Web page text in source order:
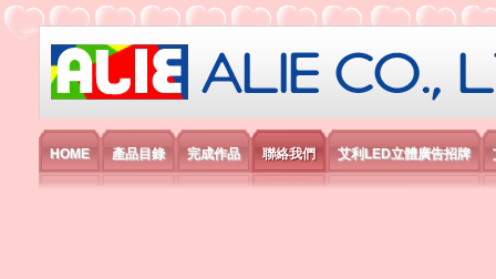
艾利國際電子有限公司
HOME 產品目錄 完成作品 聯絡我們 艾利LED立體廣告招牌